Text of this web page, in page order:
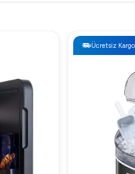
hizmetlerimizle
Ücretsiz Kargo